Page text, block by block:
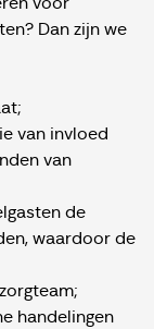
Dan zijn we
van invloed
van
de
waardoor de
handelingen